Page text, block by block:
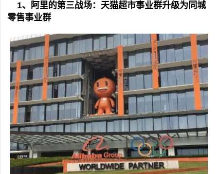
1、阿里的第三战场：天猫超市事业群升级为同城
零售事业群